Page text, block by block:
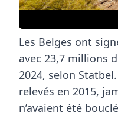
Les Belges ont
avec 23,7 millions
2024, selon Statbel
relevés en 2015,
n’avaient été